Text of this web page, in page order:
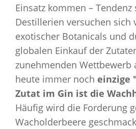
Einsatz kommen –
Destillerien versuchen sich
exotischer Botanicals und
globalen Einkauf der
zunehmenden Wettbewerb
heute immer noch einzige
Zutat im Gin ist die
Häufig wird die Forderung
Wacholderbeere